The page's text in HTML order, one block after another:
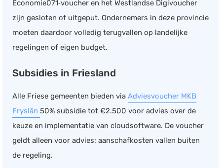
Economie071‑voucher en het Westlandse Digivoucher
zijn gesloten of uitgeput. Ondernemers in deze provincie
moeten daardoor volledig terugvallen op landelijke
regelingen of eigen budget.
Subsidies in Friesland
Alle Friese gemeenten bieden via Adviesvoucher MKB
Fryslân 50% subsidie tot €2.500 voor advies over de
keuze en implementatie van cloudsoftware. De voucher
geldt alleen voor advies; aanschafkosten vallen buiten
de regeling.